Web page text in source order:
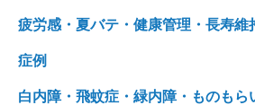
疲労感・夏バテ・健康管理・長寿維
症例
白内障・飛蚊症・緑内障・ものもら